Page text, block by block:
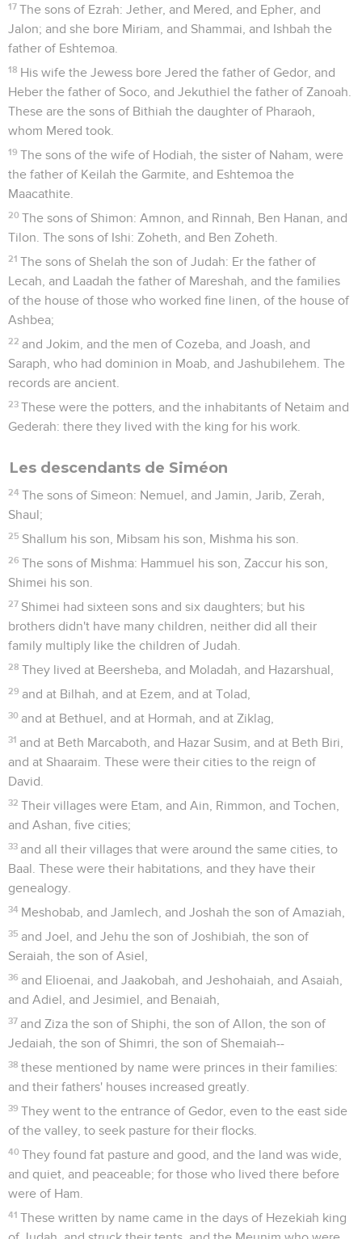
17 The sons of Ezrah: Jether, and Mered, and Epher, and
Jalon; and she bore Miriam, and Shammai, and Ishbah the
father of Eshtemoa.
18 His wife the Jewess bore Jered the father of Gedor, and
Heber the father of Soco, and Jekuthiel the father of Zanoah.
These are the sons of Bithiah the daughter of Pharaoh,
whom Mered took.
19 The sons of the wife of Hodiah, the sister of Naham, were
the father of Keilah the Garmite, and Eshtemoa the
Maacathite.
20 The sons of Shimon: Amnon, and Rinnah, Ben Hanan, and
Tilon. The sons of Ishi: Zoheth, and Ben Zoheth.
21 The sons of Shelah the son of Judah: Er the father of
Lecah, and Laadah the father of Mareshah, and the families
of the house of those who worked fine linen, of the house of
Ashbea;
22 and Jokim, and the men of Cozeba, and Joash, and
Saraph, who had dominion in Moab, and Jashubilehem. The
records are ancient.
23 These were the potters, and the inhabitants of Netaim and
Gederah: there they lived with the king for his work.
Les descendants de Siméon
24 The sons of Simeon: Nemuel, and Jamin, Jarib, Zerah,
Shaul;
25 Shallum his son, Mibsam his son, Mishma his son.
26 The sons of Mishma: Hammuel his son, Zaccur his son,
Shimei his son.
27 Shimei had sixteen sons and six daughters; but his
brothers didn't have many children, neither did all their
family multiply like the children of Judah.
28 They lived at Beersheba, and Moladah, and Hazarshual,
29 and at Bilhah, and at Ezem, and at Tolad,
30 and at Bethuel, and at Hormah, and at Ziklag,
31 and at Beth Marcaboth, and Hazar Susim, and at Beth Biri,
and at Shaaraim. These were their cities to the reign of
David.
32 Their villages were Etam, and Ain, Rimmon, and Tochen,
and Ashan, five cities;
33 and all their villages that were around the same cities, to
Baal. These were their habitations, and they have their
genealogy.
34 Meshobab, and Jamlech, and Joshah the son of Amaziah,
35 and Joel, and Jehu the son of Joshibiah, the son of
Seraiah, the son of Asiel,
36 and Elioenai, and Jaakobah, and Jeshohaiah, and Asaiah,
and Adiel, and Jesimiel, and Benaiah,
37 and Ziza the son of Shiphi, the son of Allon, the son of
Jedaiah, the son of Shimri, the son of Shemaiah--
38 these mentioned by name were princes in their families:
and their fathers' houses increased greatly.
39 They went to the entrance of Gedor, even to the east side
of the valley, to seek pasture for their flocks.
40 They found fat pasture and good, and the land was wide,
and quiet, and peaceable; for those who lived there before
were of Ham.
41 These written by name came in the days of Hezekiah king